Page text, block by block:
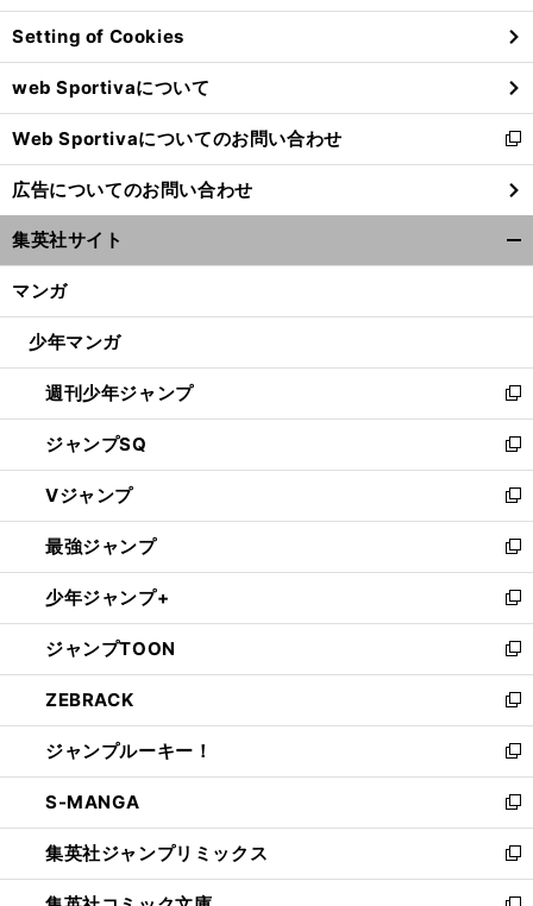
ン
ド
ウ
で
開
く
Setting of Cookies
web Sportivaについて
Web Sportivaについてのお問い合わせ
新
し
い
ウ
ィ
ン
ウ
開
く
広告についてのお問い合わせ
集英社サイト
マンガ
少年マンガ
週刊少年ジャンプ
新
し
い
ウ
ィ
ン
ド
ウ
で
開
く
ジャンプSQ
新
し
い
ウ
ィ
ン
ド
ウ
で
開
く
Vジャンプ
新
し
い
ウ
ィ
ン
ド
ウ
で
開
く
最強ジャンプ
新
し
い
ウ
ィ
ン
ド
ウ
で
開
く
少年ジャンプ+
新
し
い
ウ
ィ
ン
ド
ウ
で
開
く
ジャンプTOON
新
し
い
ウ
ィ
ン
ド
ウ
で
開
ZEBRACK
新
し
い
ウ
ィ
ン
ド
ウ
ジャンプルーキー！
新
し
い
ウ
ィ
ン
S-MANGA
新
し
い
ウ
集英社ジャンプリミックス
新
し